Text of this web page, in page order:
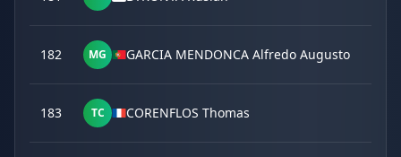
182 MG GARCIA MENDONCA Alfredo Augusto
183 TC CORENFLOS Thomas